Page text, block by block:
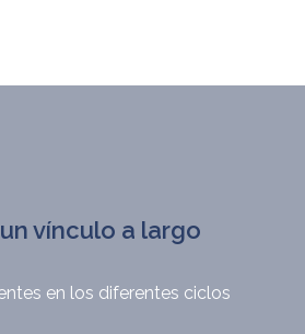
vínculo a largo
en los diferentes ciclos